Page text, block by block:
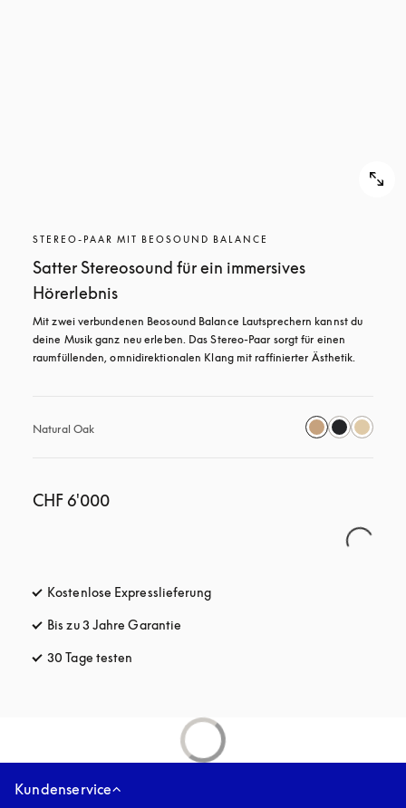
STEREO-PAAR MIT BEOSOUND BALANCE
Satter Stereosound für ein immersives
Hörerlebnis
Mit zwei verbundenen Beosound Balance Lautsprechern kannst du
deine Musik ganz neu erleben. Das Stereo-Paar sorgt für einen
raumfüllenden, omnidirektionalen Klang mit raffinierter Ästhetik.
Natural Oak
CHF 6'000
Kostenlose Expresslieferungöffnet sich in einem neuen Tab
Bis zu 3 Jahre Garantie
30 Tage testen
Kundenservice